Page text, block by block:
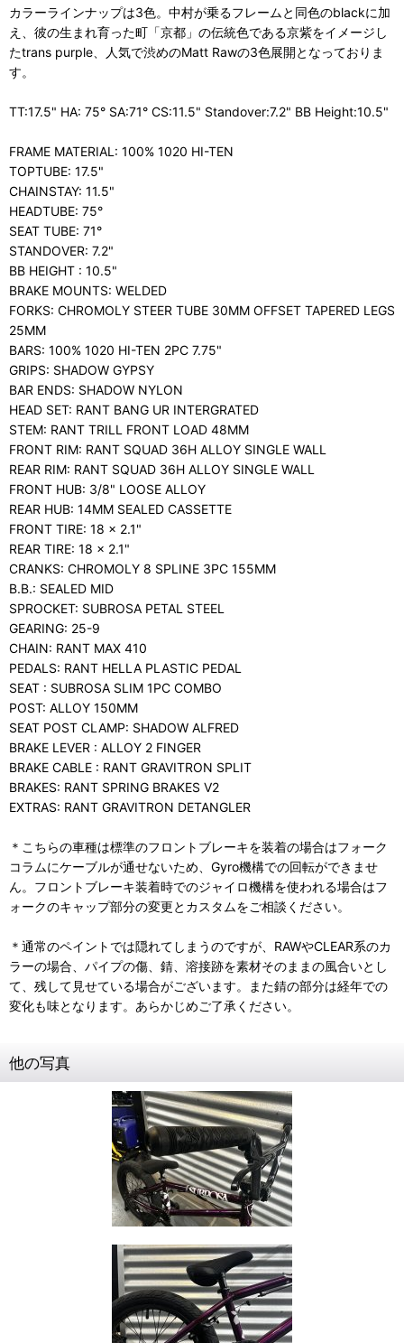
カラーラインナップは3色。中村が乗るフレームと同色のblackに加
え、彼の生まれ育った町「京都」の伝統色である京紫をイメージし
たtrans purple、人気で渋めのMatt Rawの3色展開となっておりま
す。
TT:17.5" HA: 75° SA:71° CS:11.5" Standover:7.2" BB Height:10.5"
FRAME MATERIAL: 100% 1020 HI-TEN
TOPTUBE: 17.5"
CHAINSTAY: 11.5"
HEADTUBE: 75°
SEAT TUBE: 71°
STANDOVER: 7.2"
BB HEIGHT : 10.5"
BRAKE MOUNTS: WELDED
FORKS: CHROMOLY STEER TUBE 30MM OFFSET TAPERED LEGS
25MM
BARS: 100% 1020 HI-TEN 2PC 7.75"
GRIPS: SHADOW GYPSY
BAR ENDS: SHADOW NYLON
HEAD SET: RANT BANG UR INTERGRATED
STEM: RANT TRILL FRONT LOAD 48MM
FRONT RIM: RANT SQUAD 36H ALLOY SINGLE WALL
REAR RIM: RANT SQUAD 36H ALLOY SINGLE WALL
FRONT HUB: 3/8" LOOSE ALLOY
REAR HUB: 14MM SEALED CASSETTE
FRONT TIRE: 18 x 2.1"
REAR TIRE: 18 x 2.1"
CRANKS: CHROMOLY 8 SPLINE 3PC 155MM
B.B.: SEALED MID
SPROCKET: SUBROSA PETAL STEEL
GEARING: 25-9
CHAIN: RANT MAX 410
PEDALS: RANT HELLA PLASTIC PEDAL
SEAT : SUBROSA SLIM 1PC COMBO
POST: ALLOY 150MM
SEAT POST CLAMP: SHADOW ALFRED
BRAKE LEVER : ALLOY 2 FINGER
BRAKE CABLE : RANT GRAVITRON SPLIT
BRAKES: RANT SPRING BRAKES V2
EXTRAS: RANT GRAVITRON DETANGLER
＊こちらの車種は標準のフロントブレーキを装着の場合はフォーク
コラムにケーブルが通せないため、Gyro機構での回転ができませ
ん。フロントブレーキ装着時でのジャイロ機構を使われる場合はフ
ォークのキャップ部分の変更とカスタムをご相談ください。
＊通常のペイントでは隠れてしまうのですが、RAWやCLEAR系のカ
ラーの場合、パイプの傷、錆、溶接跡を素材そのままの風合いとし
て、残して見せている場合がございます。また錆の部分は経年での
変化も味となります。あらかじめご了承ください。
他の写真